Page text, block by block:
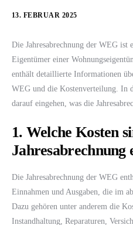
13. FEBRUAR 2025
Die Jahresabrechnung der WEG ist
Eigentümer einer
enthält detaillierte Informationen
WEG und die Kostenverteilung. In
darauf eingehen, was die
1. Welche Kosten
Jahresabrechnung
Die Jahresabrechnung der WEG
Einnahmen und Ausgaben, die im
Dazu gehören unter anderem die
Instandhaltung, Reparaturen,